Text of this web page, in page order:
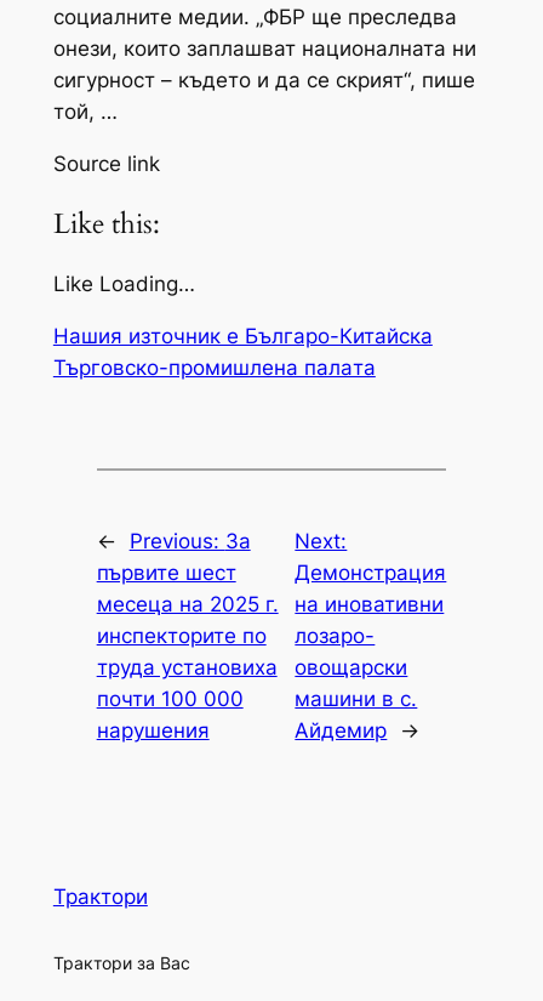
социалните медии. „ФБР ще преследва
онези, които заплашват националната ни
сигурност – където и да се скрият“, пише
той, …
Source link
Like this:
Like Loading…
Нашия източник е Българо-Китайска
Търговско-промишлена палaта
← Previous: За
първите шест
месеца на 2025 г.
инспекторите по
труда установиха
почти 100 000
нарушения
Next:
Демонстрация
на иновативни
лозаро-
овощарски
машини в с.
Айдемир
→
Трактори
Трактори за Вас